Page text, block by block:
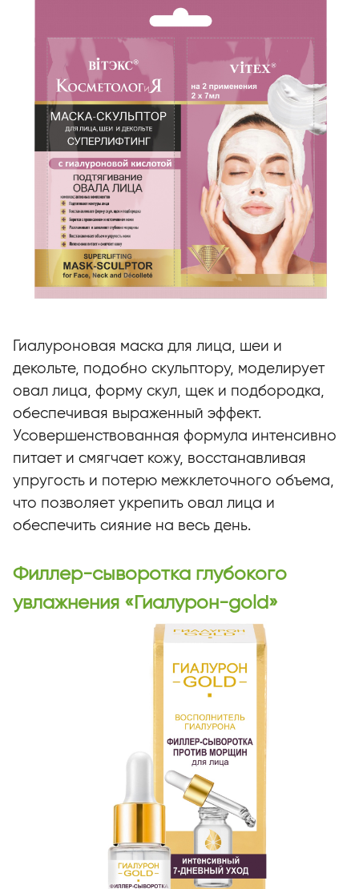
Гиалуроновая маска для лица, шеи и
декольте, подобно скульптору, моделирует
овал лица, форму скул, щек и подбородка,
обеспечивая выраженный эффект.
Усовершенствованная формула интенсивно
питает и смягчает кожу, восстанавливая
упругость и потерю межклеточного объема,
что позволяет укрепить овал лица и
обеспечить сияние на весь день.
Филлер-сыворотка глубокого
увлажнения «Гиалурон-gold»